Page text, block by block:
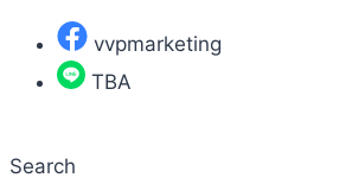
vvpmarketing
TBA
Search